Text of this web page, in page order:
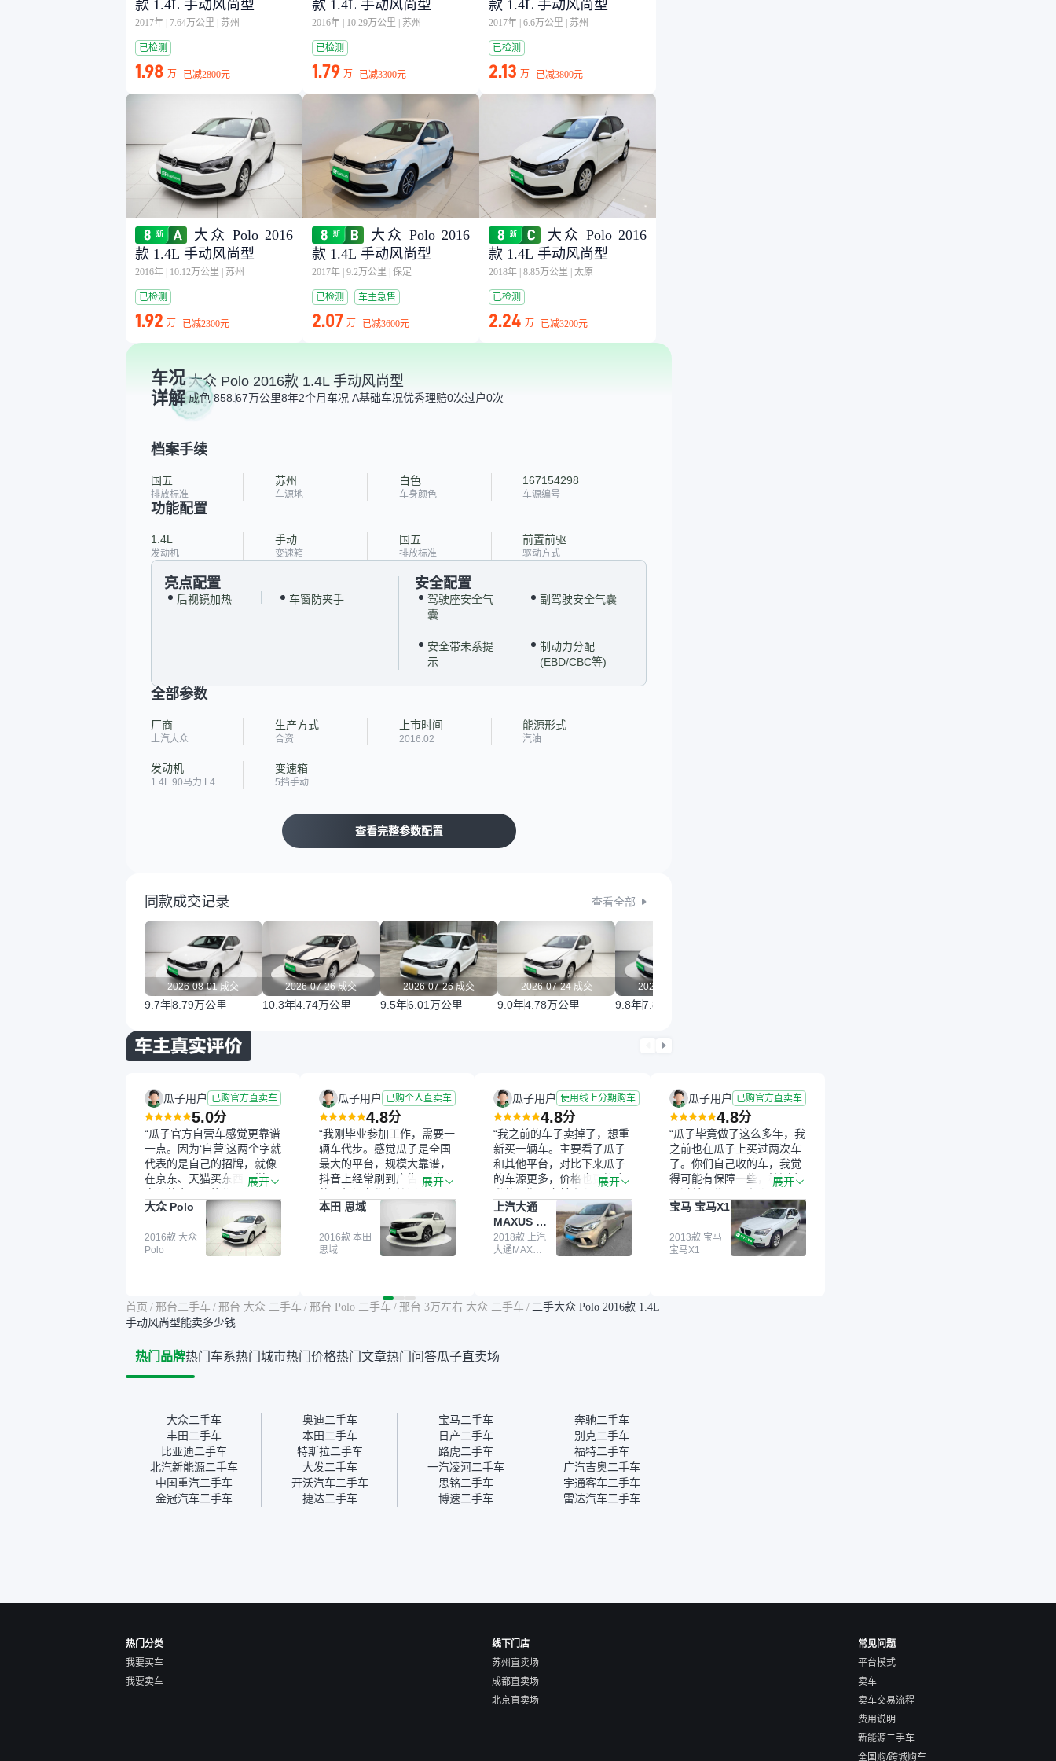
款 1.4L 手动风尚型
2017年 7.64万公里 苏州
已检测
1.98 万 已减2800元
款 1.4L 手动风尚型
2016年 10.29万公里 苏州
已检测
1.79 万 已减3300元
款 1.4L 手动风尚型
2017年 6.6万公里 苏州
已检测
2.13 万 已减3800元
大众 Polo 2016
款 1.4L 手动风尚型
2016年 10.12万公里 苏州
已检测
1.92 万 已减2300元
大众 Polo 2016
款 1.4L 手动风尚型
2017年 9.2万公里 保定
已检测 车主急售
2.07 万 已减3600元
大众 Polo 2016
款 1.4L 手动风尚型
2018年 8.85万公里 太原
已检测
2.24 万 已减3200元
车况
详解
大众 Polo 2016款 1.4L 手动风尚型
成色 858.67万公里8年2个月车况 A基础车况优秀理赔0次过户0次
档案手续
国五
排放标准
苏州
车源地
白色
车身颜色
167154298
车源编号
功能配置
1.4L
发动机
手动
变速箱
国五
排放标准
前置前驱
驱动方式
亮点配置
后视镜加热 车窗防夹手
安全配置
驾驶座安全气
囊
副驾驶安全气囊
安全带未系提
示
制动力分配
(EBD/CBC等)
全部参数
厂商
上汽大众
生产方式
合资
上市时间
2016.02
能源形式
汽油
发动机
1.4L 90马力 L4
变速箱
5挡手动
查看完整参数配置
同款成交记录 查看全部
2026-08-01 成交
9.7年8.79万公里
2026-07-26 成交
10.3年4.74万公里
2026-07-26 成交
9.5年6.01万公里
2026-07-24 成交
9.0年4.78万公里
2026-07-20 成交
9.8年7.88万公里
瓜子用户 已购官方直卖车
5.0分
“瓜子官方自营车感觉更靠谱
一点。因为‘自营’这两个字就
代表的是自己的招牌，就像
在京东、天猫买东西一样，
自营的东西可能都要好一
点。就是这种刻板印象吧。
一开始买二手车的时候，我
确实有担心过事故车、泡水
车这些问题。瓜子的检测报
况。我拿到你们的信息之
后，自己又在线上去做了一
台），同时也找了朋友帮忙
线下看车。结果跟你们的报
我第一天看车，第二天你们
就约我到店，我第三天去提
的车。去之前我提前跟交接
人员说好，到了之后要当着
我的面再做一次复检，你们
也安排了师傅，服务可以，
速度很快。体验下来自营车
展开
大众 Polo
2016款 大众
Polo
瓜子用户 已购个人直卖车
4.8分
“我刚毕业参加工作，需要一
辆车代步。感觉瓜子是全国
最大的平台，规模大靠谱，
抖音上经常刷到广告，挺火
的。每辆车都有检测报告，
这个让我很放心。去外面买
车全凭卖家一张嘴，不敢
买。我买了本田思域，白
色，过户次数少，公里数符
平台，车价贵点也正常，毕
竟有保障。其他平台上很多
多花点钱买个放心。从个人
展开
本田 思域
2016款 本田
思域
瓜子用户 使用线上分期购车
4.8分
“我之前的车子卖掉了，想重
新买一辆车。主要看了瓜子
和其他平台，对比下来瓜子
的车源更多，价格也更符合
我的预期。之前卖车来过瓜
子，虽然价格没谈成，但
APP一直留着。瓜子毕竟是
大平台，整体印象还好。我
最终买了一台上汽大通，18
期，这一点很便捷，其他平
心的额外价值。虽然我砍过
为瓜子有质保，车子出小毛
病维修更有保障。”
展开
上汽大通
MAXUS 大
通G10
2018款 上汽
大通MAXUS
瓜子用户 已购官方直卖车
4.8分
“瓜子毕竟做了这么多年，我
之前也在瓜子上买过两次车
了。你们自己收的车，我觉
得可能有保障一些，检测会
更过关一些。平台自己收上
来再卖的车，应该更可靠。
我买的是宝马X1，主要看中
它的价格和公里数比较合
适。另外，瓜子承诺无火
展开
宝马 宝马X1
2013款 宝马
宝马X1
首页 / 邢台二手车 / 邢台 大众 二手车 / 邢台 Polo 二手车 / 邢台 3万左右 大众 二手车 / 二手大众 Polo 2016款 1.4L
手动风尚型能卖多少钱
热门品牌热门车系热门城市热门价格热门文章热门问答瓜子直卖场
大众二手车 奥迪二手车 宝马二手车
奔驰二手车
丰田二手车
本田二手车 日产二手车
别克二手车
比亚迪二手车
特斯拉二手车 路虎二手车
福特二手车
北汽新能源二手车
大发二手车 一汽凌河二手车
广汽吉奥二手车
中国重汽二手车
开沃汽车二手车 思铭二手车
宇通客车二手车
金冠汽车二手车
捷达二手车 博速二手车 雷达汽车二手车
热门分类
我要买车
我要卖车
线下门店
苏州直卖场
成都直卖场
北京直卖场
常见问题
平台模式
卖车
卖车交易流程
费用说明
新能源二手车
全国购/跨城购车